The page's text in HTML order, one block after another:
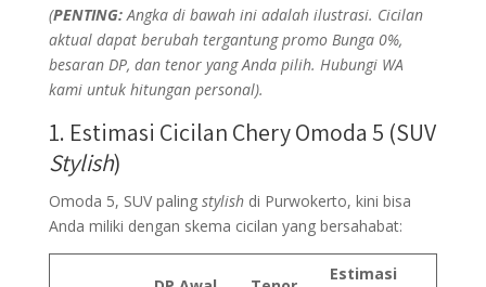
(PENTING:Angka di bawah ini adalah ilustrasi. Cicilan
aktual dapat berubah tergantung promo Bunga 0%,
besaran DP, dan tenor yang Anda pilih. Hubungi WA
kami untuk hitungan personal).
1. Estimasi Cicilan Chery Omoda 5 (SUV
Stylish)
Omoda 5, SUV paling stylishdi Purwokerto, kini bisa
Anda miliki dengan skema cicilan yang bersahabat:
Estimasi